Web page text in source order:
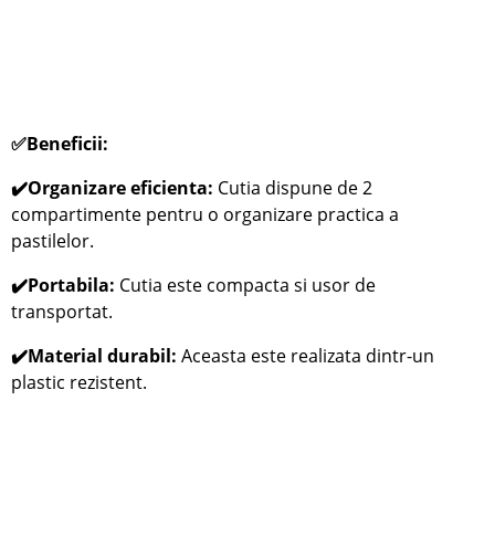
✅Beneficii:
✔️Organizare eficienta: Cutia dispune de 2
compartimente pentru o organizare practica a
pastilelor.
✔️Portabila: Cutia este compacta si usor de
transportat.
✔️Material durabil:Aceasta este realizata dintr-un
plastic rezistent.